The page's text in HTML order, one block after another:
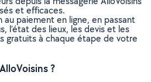
et efficaces.
paiement en ligne, en passant
l’état des lieux, les devis et les
gratuits à chaque étape de votre
?